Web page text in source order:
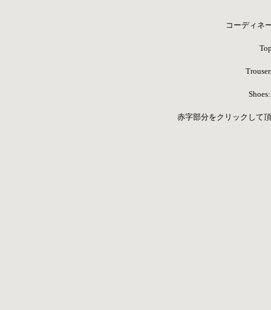
コーディネ
赤字部分をクリックして